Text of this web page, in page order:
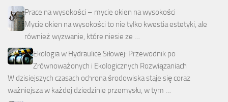
Prace na wysokości – mycie okien na wysokości
Mycie okien na wysokości to nie tylko kwestia estetyki, ale
również wyzwanie, które niesie ze …
Ekologia w Hydraulice Siłowej: Przewodnik po
Zrównoważonych i Ekologicznych Rozwiązaniach
W dzisiejszych czasach ochrona środowiska staje się coraz
ważniejsza w każdej dziedzinie przemysłu, w tym …